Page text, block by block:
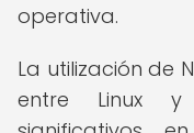
operativa.
La utilización de
entre Linux y